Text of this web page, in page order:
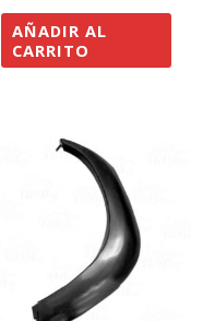
AÑADIR AL
CARRITO